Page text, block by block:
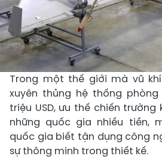
Trong một thế giới mà vũ khí
xuyên thủng hệ thống
triệu USD, ưu thế chiến
những quốc gia nhiều tiền,
quốc gia biết tận dụng công
sự thông minh trong thiết kế.